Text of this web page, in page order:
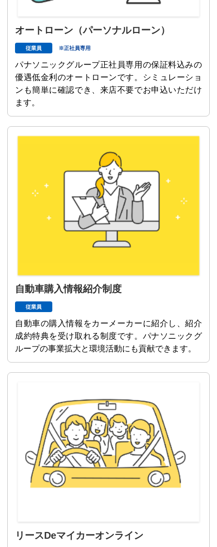
オートローン （パーソナルローン）
従業員 ※正社員専用
パナソニックグループ正社員専用の保証料込みの
優遇低金利のオートローンです。シミュレーショ
ンも簡単に確認でき、来店不要でお申込いただけ
ます。
自動車購入情報紹介制度
従業員
自動車の購入情報をカーメーカーに紹介し、紹介
成約特典を受け取れる制度です。パナソニックグ
ループの事業拡大と環境活動にも貢献できます。
リースDeマイカーオンライン